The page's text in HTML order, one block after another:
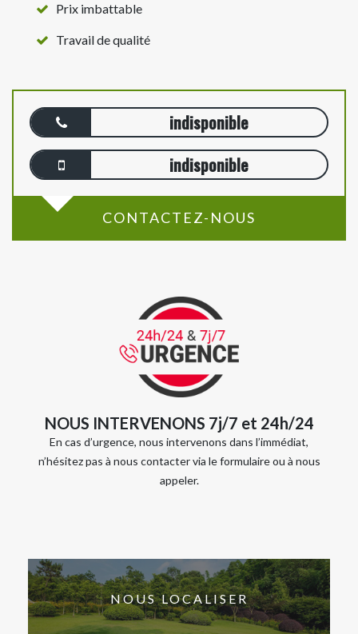
Prix imbattable
Travail de qualité
indisponible
indisponible
CONTACTEZ-NOUS
NOUS INTERVENONS 7j/7 et 24h/24
En cas d’urgence, nous intervenons dans l’immédiat,
n’hésitez pas à nous contacter via le formulaire ou à nous
appeler.
NOUS LOCALISER